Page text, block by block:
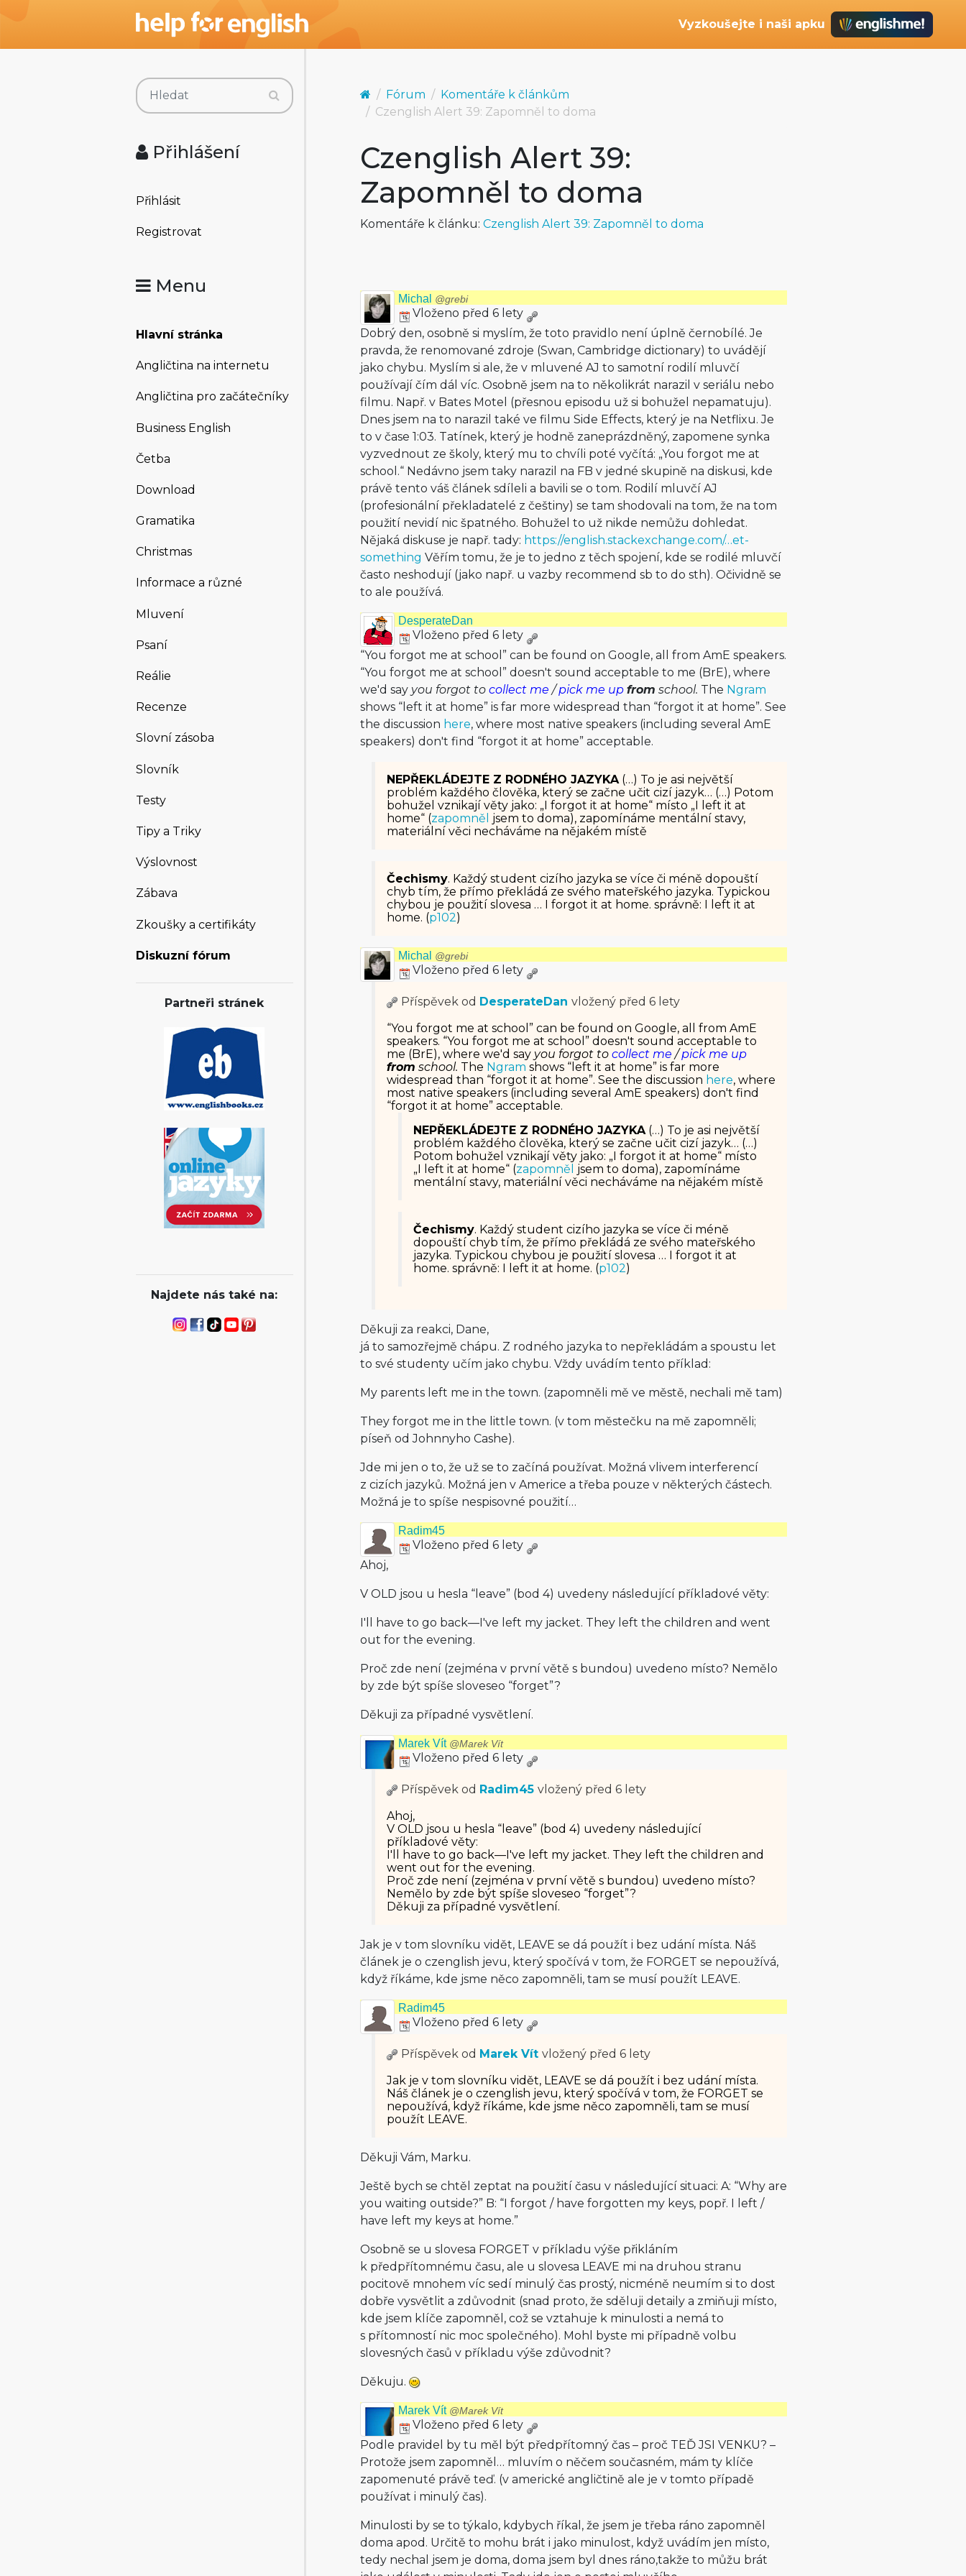
Vyzkoušejte i naši apku
Přihlášení
Přihlásit
Registrovat
Menu
Hlavní stránka
Angličtina na internetu
Angličtina pro začátečníky
Business English
Četba
Download
Gramatika
Christmas
Informace a různé
Mluvení
Psaní
Reálie
Recenze
Slovní zásoba
Slovník
Testy
Tipy a Triky
Výslovnost
Zábava
Zkoušky a certifikáty
Diskuzní fórum
Partneři stránek
Najdete nás také na:
Fórum
Komentáře k článkům
Czenglish Alert 39: Zapomněl to doma
Czenglish Alert 39:
Zapomněl to doma
Komentáře k článku: Czenglish Alert 39: Zapomněl to doma
Michal @grebi
Vloženo před 6 lety
Dobrý den, osobně si myslím, že toto pravidlo není úplně černobílé. Je
pravda, že renomované zdroje (Swan, Cambridge dictionary) to uvádějí
jako chybu. Myslím si ale, že v mluvené AJ to samotní rodilí mluvčí
používají čím dál víc. Osobně jsem na to několikrát narazil v seriálu nebo
filmu. Např. v Bates Motel (přesnou episodu už si bohužel nepamatuju).
Dnes jsem na to narazil také ve filmu Side Effects, který je na Netflixu. Je
to v čase 1:03. Tatínek, který je hodně zaneprázdněný, zapomene synka
vyzvednout ze školy, který mu to chvíli poté vyčítá: „You forgot me at
school.“ Nedávno jsem taky narazil na FB v jedné skupině na diskusi, kde
právě tento váš článek sdíleli a bavili se o tom. Rodilí mluvčí AJ
(profesionální překladatelé z češtiny) se tam shodovali na tom, že na tom
použití nevidí nic špatného. Bohužel to už nikde nemůžu dohledat.
Nějaká diskuse je např. tady: https://english.stackexchange.com/…et-
something Věřím tomu, že je to jedno z těch spojení, kde se rodilé mluvčí
často neshodují (jako např. u vazby recommend sb to do sth). Očividně se
to ale používá.
DesperateDan
Vloženo před 6 lety
“You forgot me at school” can be found on Google, all from AmE speakers.
“You forgot me at school” doesn't sound acceptable to me (BrE), where
we'd say you forgot to collect me /pick me up from school. The Ngram
shows “left it at home” is far more widespread than “forgot it at home”. See
the discussion here, where most native speakers (including several AmE
speakers) don't find “forgot it at home” acceptable.
NEPŘEKLÁDEJTE Z RODNÉHO JAZYKA(…) To je asi největší
problém každého člověka, který se začne učit cizí jazyk… (…) Potom
bohužel vznikají věty jako: „I forgot it at home“ místo „I left it at
home“ (zapomněl jsem to doma), zapomínáme mentální stavy,
materiální věci necháváme na nějakém místě
Čechismy. Každý student cizího jazyka se více či méně dopouští
chyb tím, že přímo překládá ze svého mateřského jazyka. Typickou
chybou je použití slovesa … I forgot it at home. správně: I left it at
home. (p102)
Michal @grebi
Vloženo před 6 lety
Příspěvek od DesperateDan vložený před 6 lety
“You forgot me at school” can be found on Google, all from AmE
speakers. “You forgot me at school” doesn't sound acceptable to
me (BrE), where we'd say you forgot to collect me /pick me up
from school. The Ngram shows “left it at home” is far more
widespread than “forgot it at home”. See the discussion here, where
most native speakers (including several AmE speakers) don't find
“forgot it at home” acceptable.
NEPŘEKLÁDEJTE Z RODNÉHO JAZYKA(…) To je asi největší
problém každého člověka, který se začne učit cizí jazyk… (…)
Potom bohužel vznikají věty jako: „I forgot it at home“ místo
„I left it at home“ (zapomněl jsem to doma), zapomínáme
mentální stavy, materiální věci necháváme na nějakém místě
Čechismy. Každý student cizího jazyka se více či méně
dopouští chyb tím, že přímo překládá ze svého mateřského
jazyka. Typickou chybou je použití slovesa … I forgot it at
home. správně: I left it at home. (p102)
Děkuji za reakci, Dane,
já to samozřejmě chápu. Z rodného jazyka to nepřekládám a spoustu let
to své studenty učím jako chybu. Vždy uvádím tento příklad:
My parents left me in the town. (zapomněli mě ve městě, nechali mě tam)
They forgot me in the little town. (v tom městečku na mě zapomněli;
píseň od Johnnyho Cashe).
Jde mi jen o to, že už se to začíná používat. Možná vlivem interferencí
z cizích jazyků. Možná jen v Americe a třeba pouze v některých částech.
Možná je to spíše nespisovné použití…
Radim45
Vloženo před 6 lety
Ahoj,
V OLD jsou u hesla “leave” (bod 4) uvedeny následující příkladové věty:
I'll have to go back—I've left my jacket. They left the children and went
out for the evening.
Proč zde není (zejména v první větě s bundou) uvedeno místo? Nemělo
by zde být spíše sloveseo “forget”?
Děkuji za případné vysvětlení.
Marek Vít @Marek Vít
Vloženo před 6 lety
Příspěvek od Radim45 vložený před 6 lety
Ahoj,
V OLD jsou u hesla “leave” (bod 4) uvedeny následující
příkladové věty:
I'll have to go back—I've left my jacket. They left the children and
went out for the evening.
Proč zde není (zejména v první větě s bundou) uvedeno místo?
Nemělo by zde být spíše sloveseo “forget”?
Děkuji za případné vysvětlení.
Jak je v tom slovníku vidět, LEAVE se dá použít i bez udání místa. Náš
článek je o czenglish jevu, který spočívá v tom, že FORGET se nepoužívá,
když říkáme, kde jsme něco zapomněli, tam se musí použít LEAVE.
Radim45
Vloženo před 6 lety
Příspěvek od Marek Vít vložený před 6 lety
Jak je v tom slovníku vidět, LEAVE se dá použít i bez udání místa.
Náš článek je o czenglish jevu, který spočívá v tom, že FORGET se
nepoužívá, když říkáme, kde jsme něco zapomněli, tam se musí
použít LEAVE.
Děkuji Vám, Marku.
Ještě bych se chtěl zeptat na použití času v následující situaci: A: “Why are
you waiting outside?” B: “I forgot / have forgotten my keys, popř. I left /
have left my keys at home.”
Osobně se u slovesa FORGET v příkladu výše přikláním
k předpřítomnému času, ale u slovesa LEAVE mi na druhou stranu
pocitově mnohem víc sedí minulý čas prostý, nicméně neumím si to dost
dobře vysvětlit a zdůvodnit (snad proto, že sděluji detaily a zmiňuji místo,
kde jsem klíče zapomněl, což se vztahuje k minulosti a nemá to
s přítomností nic moc společného). Mohl byste mi případně volbu
slovesných časů v příkladu výše zdůvodnit?
Děkuju.
Marek Vít @Marek Vít
Vloženo před 6 lety
Podle pravidel by tu měl být předpřítomný čas – proč TEĎ JSI VENKU? –
Protože jsem zapomněl… mluvím o něčem současném, mám ty klíče
zapomenuté právě teď. (v americké angličtině ale je v tomto případě
používat i minulý čas).
Minulosti by se to týkalo, kdybych říkal, že jsem je třeba ráno zapomněl
doma apod. Určitě to mohu brát i jako minulost, když uvádím jen místo,
tedy nechal jsem je doma, doma jsem byl dnes ráno,takže to můžu brát